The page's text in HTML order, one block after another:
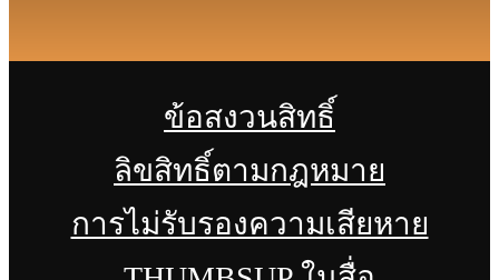
ข้อสงวนสิทธิ์
ลิขสิทธิ์ตามกฎหมาย
การไม่รับรองความเสียหาย